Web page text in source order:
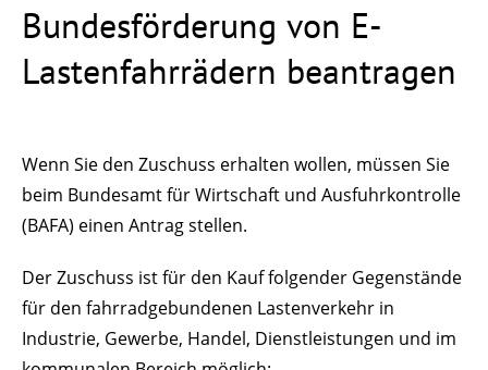
Bundesförderung von E-
Lastenfahrrädern beantragen
Wenn Sie den Zuschuss erhalten wollen, müssen Sie
beim Bundesamt für Wirtschaft und Ausfuhrkontrolle
(BAFA) einen Antrag stellen.
Der Zuschuss ist für den Kauf folgender Gegenstände
für den fahrradgebundenen Lastenverkehr in
Industrie, Gewerbe, Handel, Dienstleistungen und im